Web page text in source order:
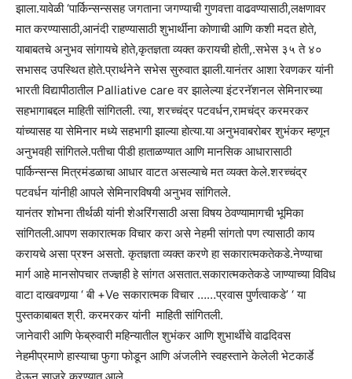
झाला.यावेळी ‘पार्किन्सन्ससह जगताना जगण्याची गुणवत्ता वाढवण्यासाठी,लक्षणावर
मात करण्यासाठी,आनंदी राहण्यासाठी शुभार्थीना कोणाची आणि कशी मदत होते,
याबाबतचे अनुभव सांगायचे होते,कृतज्ञता व्यक्त करायची होती,.सभेस ३५ ते ४०
सभासद उपस्थित होते.प्रार्थनेने सभेस सुरुवात झाली.यानंतर आशा रेवणकर यांनी
भारती विद्यापीठातील Palliative care वर झालेल्या इंटरनॅशनल सेमिनारच्या
सहभागाबद्दल माहिती सांगितली. त्या, शरच्चंद्र पटवर्धन,रामचंद्र करमरकर
यांच्यासह या सेमिनार मध्ये सहभागी झाल्या होत्या.या अनुभवाबरोबर शुभंकर म्हणून
अनुभवही सांगितले.पतीचा पीडी हाताळण्यात आणि मानसिक आधारासाठी
पार्किन्सन्स मित्रमंडळाचा आधार वाटत असल्याचे मत व्यक्त केले.शरच्चंद्र
पटवर्धन यांनीही आपले सेमिनारविषयी अनुभव सांगितले.
यानंतर शोभना तीर्थळी यांनी शेअरिंगसाठी असा विषय ठेवण्यामागची भूमिका
सांगितली.आपण सकारात्मक विचार करा असे नेहमी सांगतो पण त्यासाठी काय
करायचे असा प्रश्न असतो. कृतज्ञता व्यक्त करणे हा सकारात्मकतेकडे.नेण्याचा
मार्ग आहे मानसोपचार तज्ज्ञही हे सांगत असतात.सकारात्मकतेकडे जाण्याच्या विविध
वाटा दाखवणार्‍या ‘ बी +Ve सकारात्मक विचार ……प्रवास पुर्णत्वाकडे’ ‘ या
पुस्तकाबाबत श्री. करमरकर यांनी माहिती सांगितली.
जानेवारी आणि फेब्रुवारी महिन्यातील शुभंकर आणि शुभार्थींचे वाढदिवस
नेहमीप्रमाणे हास्याचा फुगा फोडून आणि अंजलीने स्वहस्ताने केलेली भेटकार्डे